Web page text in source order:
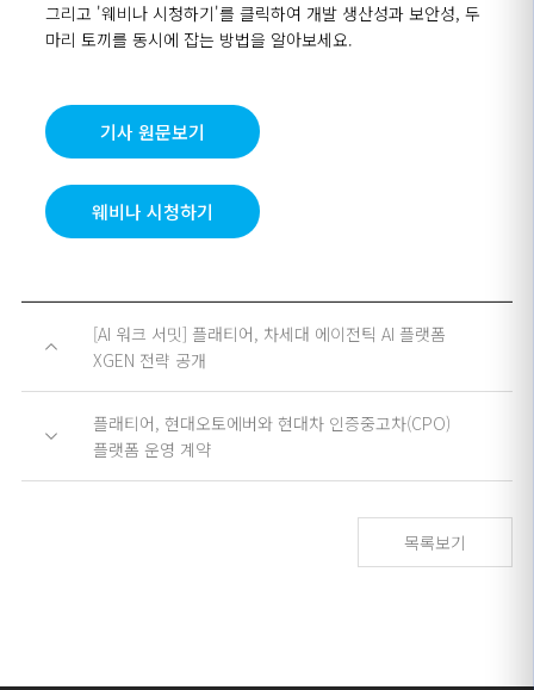
그리고 '웨비나 시청하기'를 클릭하여 개발 생산성과 보안성, 두
마리 토끼를 동시에 잡는 방법을 알아보세요.
기사 원문보기
웨비나 시청하기
[AI 워크 서밋] 플래티어, 차세대 에이전틱 AI 플랫폼
XGEN 전략 공개
플래티어, 현대오토에버와 현대차 인증중고차(CPO)
플랫폼 운영 계약
목록보기